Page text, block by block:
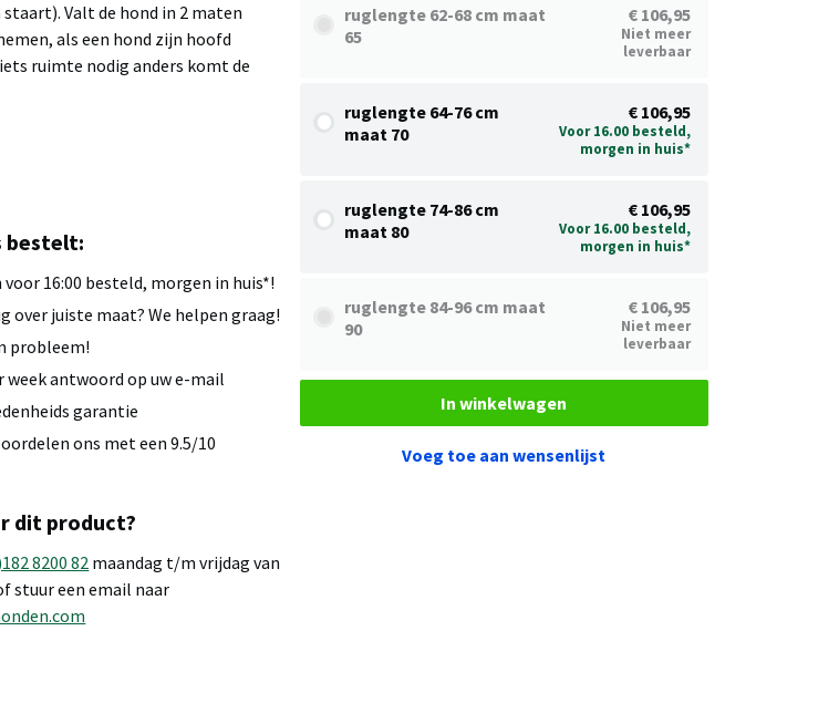
ruglengte 62-68 cm maat
65
€ 106,95
Niet meer
leverbaar
ruglengte 64-76 cm
maat 70
€ 106,95
Voor 16.00 besteld,
morgen in huis*
ruglengte 74-86 cm
maat 80
€ 106,95
Voor 16.00 besteld,
morgen in huis*
ruglengte 84-96 cm maat
90
€ 106,95
Niet meer
leverbaar
In winkelwagen
Voeg toe aan wensenlijst
Valt de hond in 2 maten
als een hond zijn hoofd
ruimte nodig anders komt de
bestelt:
voor 16:00 besteld, morgen in huis*!
over juiste maat? We helpen graag!
probleem!
week antwoord op uw e-mail
garantie
ons met een 9.5/10
dit product?
8200 82maandag t/m vrijdag van
stuur een email naar